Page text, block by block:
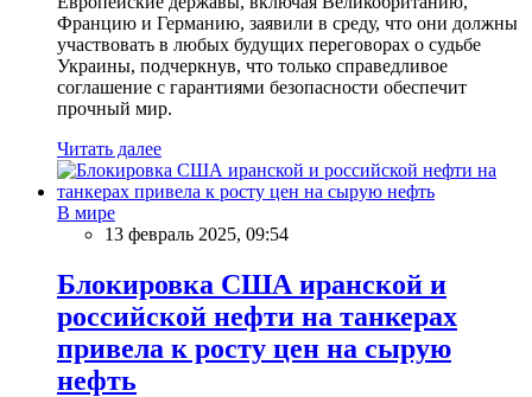
Францию и Германию, заявили в среду, что они должны
участвовать в любых будущих переговорах о судьбе
Украины, подчеркнув, что только справедливое
соглашение с гарантиями безопасности обеспечит
прочный мир.
Читать далее
В мире
13 февраль 2025, 09:54
Блокировка США иранской и
российской нефти на танкерах
привела к росту цен на сырую
нефть